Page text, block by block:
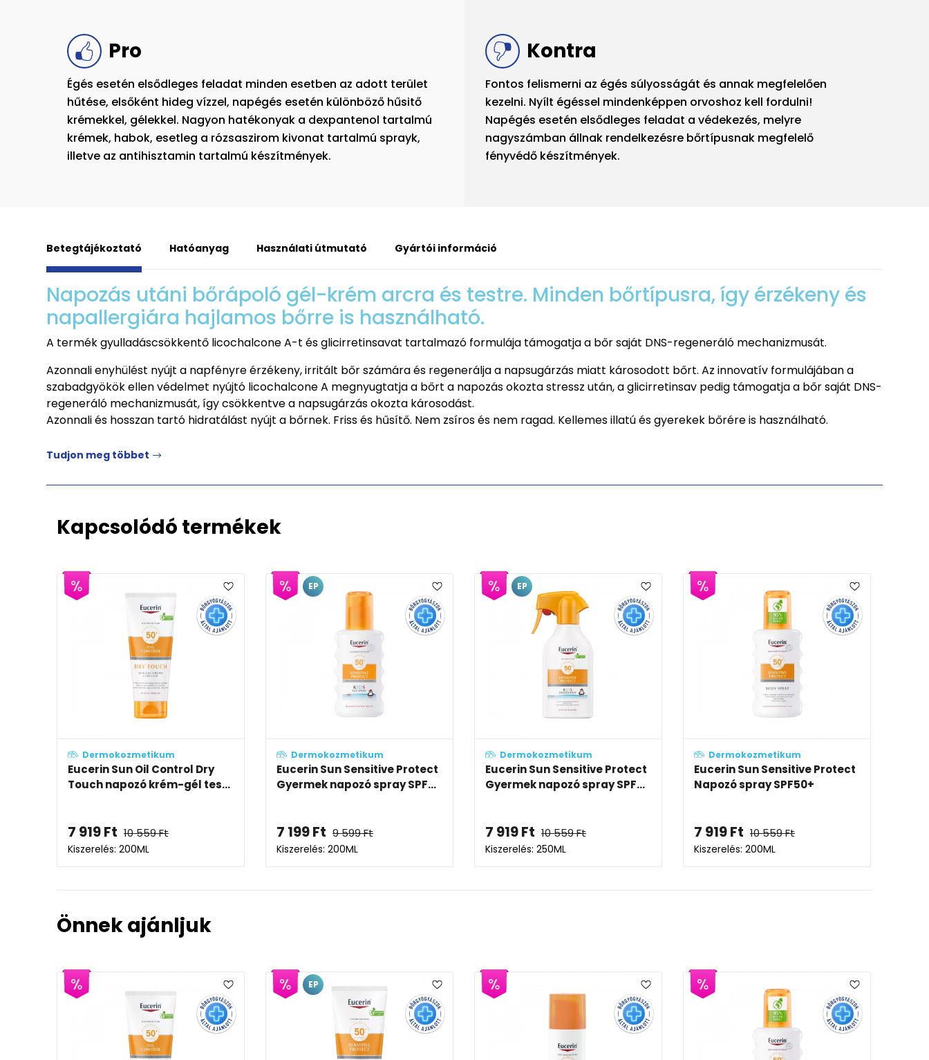
Pro
Égés esetén elsődleges feladat minden esetben az adott terület
hűtése, elsőként hideg vízzel, napégés esetén különböző hűsitő
krémekkel, gélekkel. Nagyon hatékonyak a dexpantenol tartalmú
krémek, habok, esetleg a rózsaszirom kivonat tartalmú sprayk,
illetve az antihisztamin tartalmú készítmények.
Kontra
Fontos felismerni az égés súlyosságát és annak megfelelően
kezelni. Nyílt égéssel mindenképpen orvoshoz kell fordulni!
Napégés esetén elsődleges feladat a védekezés, melyre
nagyszámban állnak rendelkezésre bőrtípusnak megfelelő
fényvédő készítmények.
Betegtájékoztató Hatóanyag Használati útmutató Gyártói információ
Napozás utáni bőrápoló gél-krém arcra és testre. Minden bőrtípusra, így érzékeny és
napallergiára hajlamos bőrre is használható.
A termék gyulladáscsökkentő licochalcone A-t és glicirretinsavat tartalmazó formulája támogatja a bőr saját DNS-regeneráló mechanizmusát.
Azonnali enyhülést nyújt a napfényre érzékeny, irritált bőr számára és regenerálja a napsugárzás miatt károsodott bőrt. Az innovatív formulájában a
szabadgyökök ellen védelmet nyújtó licochalcone A megnyugtatja a bőrt a napozás okozta stressz után, a glicirretinsav pedig támogatja a bőr saját DNS-
regeneráló mechanizmusát, így csökkentve a napsugárzás okozta károsodást.
Azonnali és hosszan tartó hidratálást nyújt a bőrnek. Friss és hűsítő. Nem zsíros és nem ragad. Kellemes illatú és gyerekek bőrére is használható.
Tudjon meg többet
Kapcsolódó termékek
Dermokozmetikum
Eucerin Sun Oil Control Dry
Touch napozó krém-gél tes...
7 919Ft 10 559Ft
Kiszerelés: 200ML
Dermokozmetikum
Eucerin Sun Sensitive Protect
Gyermek napozó spray SPF...
7 199Ft 9 599Ft
Kiszerelés: 200ML
EP
Dermokozmetikum
Eucerin Sun Sensitive Protect
Gyermek napozó spray SPF...
7 919Ft 10 559Ft
Kiszerelés: 250ML
EP
Dermokozmetikum
Eucerin Sun Sensitive Protect
Napozó spray SPF50+
7 919Ft 10 559Ft
Kiszerelés: 200ML
Önnek ajánljuk